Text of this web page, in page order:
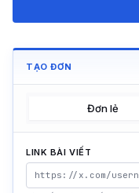
TẠO ĐƠN
Đơn lẻ
LINK BÀI VIẾT